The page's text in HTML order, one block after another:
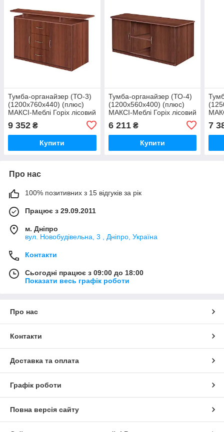
Тумба-органайзер (ТО-3)
(1200х760х440) (плюс)
МАКСІ-Меблі Горіх лісовий
9 352 ₴
Купити
Тумба-органайзер (ТО-4)
(1200х560х400) (плюс)
МАКСІ-Меблі Горіх лісовий
6 211₴
Купити
7
Про нас
100% позитивних з 15 відгуків за рік
Працює з 29.09.2011
м. Дніпро
вул. Новобудівельна, 3 , Дніпро, Україна
Контакти
Сьогодні працює з 09:00 до 18:00
Показати весь графік роботи
Про нас
Контакти
Доставка та оплата
Графік роботи
Повна версія сайту